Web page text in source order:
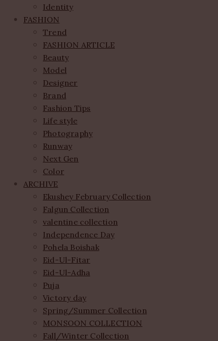
Identity
FASHION
Trend
FASHION ARTICLE
Beauty
Model
Designer
Brand
Fashion Tips
Life style
Photography
Runway
Next Gen
Color
ARCHIVE
Ekushey February Collection
Falgun Collection
valentine collection
Independence Day
Pohela Boishak
Eid-Ul-Fitar
Eid-Ul-Adha
Puja
Victory day
Spring/Summer Collection
MONSOON COLLECTION
Fall/Winter Collection